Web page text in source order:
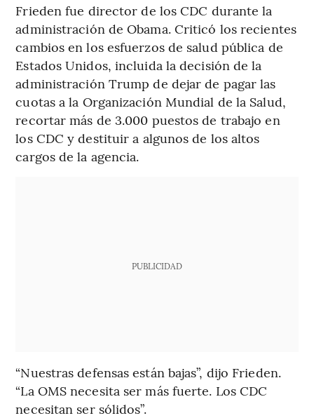
Frieden fue director de los CDC durante la
administración de Obama. Criticó los recientes
cambios en los esfuerzos de salud pública de
Estados Unidos, incluida la decisión de la
administración Trump de dejar de pagar las
cuotas a la Organización Mundial de la Salud,
recortar más de 3.000 puestos de trabajo en
los CDC y destituir a algunos de los altos
cargos de la agencia.
PUBLICIDAD
“Nuestras defensas están bajas”, dijo Frieden.
“La OMS necesita ser más fuerte. Los CDC
necesitan ser sólidos”.